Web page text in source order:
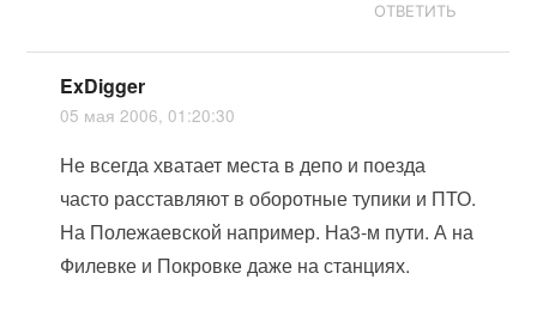
ОТВЕТИТЬ
ExDigger
05 мая 2006, 01:20:30
Не всегда хватает места в депо и поезда
часто расставляют в оборотные тупики и ПТО.
На Полежаевской например. На3-м пути. А на
Филевке и Покровке даже на станциях.